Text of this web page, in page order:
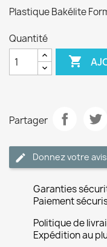
Plastique Bakélite
Quantité

Partager
Donnez votre avis
Garanties
Paiement
Politique de
Expédition au